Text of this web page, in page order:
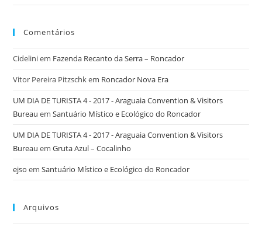
Comentários
Cideliniem Fazenda Recanto da Serra – Roncador
Vitor Pereira Pitzschkem Roncador Nova Era
UM DIA DE TURISTA 4 - 2017 - Araguaia Convention & Visitors
Bureau emSantuário Místico e Ecológico do Roncador
UM DIA DE TURISTA 4 - 2017 - Araguaia Convention & Visitors
Bureau emGruta Azul – Cocalinho
ejso emSantuário Místico e Ecológico do Roncador
Arquivos